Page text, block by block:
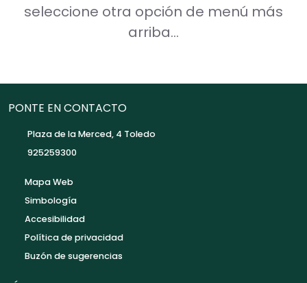
seleccione otra opción de menú más
arriba...
PONTE EN CONTACTO
Plaza de la Merced, 4 Toledo
925259300
Mapa Web
Simbología
Accesibilidad
Política de privacidad
Buzón de sugerencias